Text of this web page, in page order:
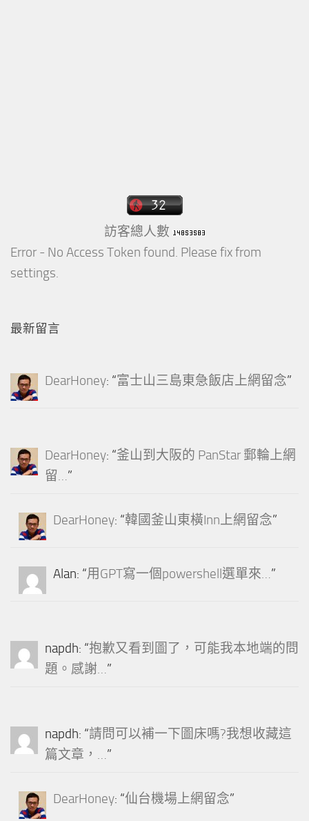
訪客總人數
Error - No Access Token found. Please fix from
settings.
最新留言
DearHoney: “富士山三島東急飯店上網留念”
DearHoney: “釜山到大阪的 PanStar 郵輪上網
留…”
DearHoney: “韓國釜山東橫Inn上網留念”
Alan: “用GPT寫一個powershell選單來…”
napdh: “抱歉又看到圖了，可能我本地端的問
題。感謝…”
napdh: “請問可以補一下圖床嗎?我想收藏這
篇文章，…”
DearHoney: “仙台機場上網留念”